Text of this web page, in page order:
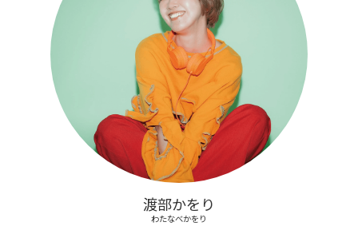
渡部かをり
わたなべかをり